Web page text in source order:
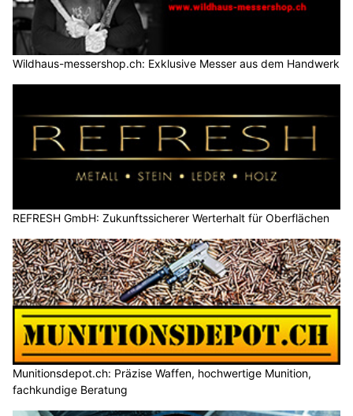
Wildhaus-messershop.ch: Exklusive Messer aus dem Handwerk
REFRESH GmbH: Zukunftssicherer Werterhalt für Oberflächen
Munitionsdepot.ch: Präzise Waffen, hochwertige Munition,
fachkundige Beratung